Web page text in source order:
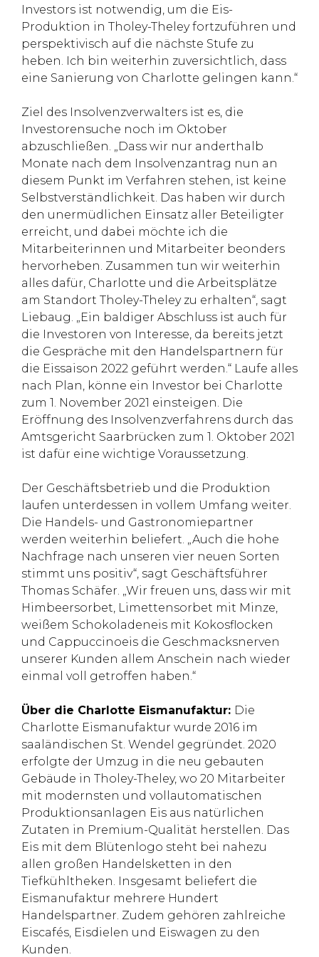
Investors ist notwendig, um die Eis-
Produktion in Tholey-Theley fortzuführen und
perspektivisch auf die nächste Stufe zu
heben. Ich bin weiterhin zuversichtlich, dass
eine Sanierung von Charlotte gelingen kann.“
Ziel des Insolvenzverwalters ist es, die
Investorensuche noch im Oktober
abzuschließen. „Dass wir nur anderthalb
Monate nach dem Insolvenzantrag nun an
diesem Punkt im Verfahren stehen, ist keine
Selbstverständlichkeit. Das haben wir durch
den unermüdlichen Einsatz aller Beteiligter
erreicht, und dabei möchte ich die
Mitarbeiterinnen und Mitarbeiter beonders
hervorheben. Zusammen tun wir weiterhin
alles dafür, Charlotte und die Arbeitsplätze
am Standort Tholey-Theley zu erhalten“, sagt
Liebaug. „Ein baldiger Abschluss ist auch für
die Investoren von Interesse, da bereits jetzt
die Gespräche mit den Handelspartnern für
die Eissaison 2022 geführt werden.“ Laufe alles
nach Plan, könne ein Investor bei Charlotte
zum 1. November 2021 einsteigen. Die
Eröffnung des Insolvenzverfahrens durch das
Amtsgericht Saarbrücken zum 1. Oktober 2021
ist dafür eine wichtige Voraussetzung.
Der Geschäftsbetrieb und die Produktion
laufen unterdessen in vollem Umfang weiter.
Die Handels- und Gastronomiepartner
werden weiterhin beliefert. „Auch die hohe
Nachfrage nach unseren vier neuen Sorten
stimmt uns positiv“, sagt Geschäftsführer
Thomas Schäfer. „Wir freuen uns, dass wir mit
Himbeersorbet, Limettensorbet mit Minze,
weißem Schokoladeneis mit Kokosflocken
und Cappuccinoeis die Geschmacksnerven
unserer Kunden allem Anschein nach wieder
einmal voll getroffen haben.“
Über die Charlotte Eismanufaktur: Die
Charlotte Eismanufaktur wurde 2016 im
saaländischen St. Wendel gegründet. 2020
erfolgte der Umzug in die neu gebauten
Gebäude in Tholey-Theley, wo 20 Mitarbeiter
mit modernsten und vollautomatischen
Produktionsanlagen Eis aus natürlichen
Zutaten in Premium-Qualität herstellen. Das
Eis mit dem Blütenlogo steht bei nahezu
allen großen Handelsketten in den
Tiefkühltheken. Insgesamt beliefert die
Eismanufaktur mehrere Hundert
Handelspartner. Zudem gehören zahlreiche
Eiscafés, Eisdielen und Eiswagen zu den
Kunden.